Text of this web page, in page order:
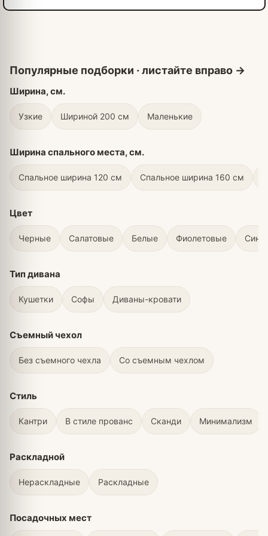
Ширина, см.
Узкие Шириной 200 см Маленькие
Ширина спального места, см.
Спальное ширина 120 см Спальное ширина 160 см
Цвет
Черные Салатовые Белые Фиолетовые
Тип дивана
Кушетки Софы Диваны-кровати
Съемный чехол
Без съемного чехла Со съемным чехлом
Стиль
Кантри В стиле прованс Сканди Минимализм
Раскладной
Нераскладные Раскладные
Посадочных мест